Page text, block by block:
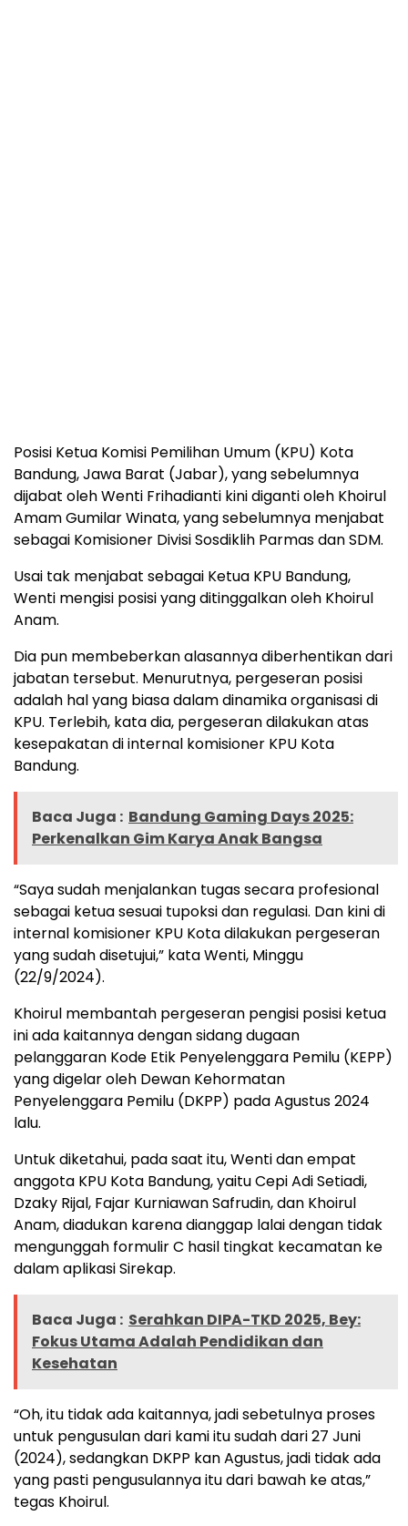
Posisi Ketua Komisi Pemilihan Umum (KPU) Kota
Bandung, Jawa Barat (Jabar), yang sebelumnya
dijabat oleh Wenti Frihadianti kini diganti oleh Khoirul
Amam Gumilar Winata, yang sebelumnya menjabat
sebagai Komisioner Divisi Sosdiklih Parmas dan SDM.
Usai tak menjabat sebagai Ketua KPU Bandung,
Wenti mengisi posisi yang ditinggalkan oleh Khoirul
Anam.
Dia pun membeberkan alasannya diberhentikan dari
jabatan tersebut. Menurutnya, pergeseran posisi
adalah hal yang biasa dalam dinamika organisasi di
KPU. Terlebih, kata dia, pergeseran dilakukan atas
kesepakatan di internal komisioner KPU Kota
Bandung.
Baca Juga : Bandung Gaming Days 2025:
Perkenalkan Gim Karya Anak Bangsa
“Saya sudah menjalankan tugas secara profesional
sebagai ketua sesuai tupoksi dan regulasi. Dan kini di
internal komisioner KPU Kota dilakukan pergeseran
yang sudah disetujui,” kata Wenti, Minggu
(22/9/2024).
Khoirul membantah pergeseran pengisi posisi ketua
ini ada kaitannya dengan sidang dugaan
pelanggaran Kode Etik Penyelenggara Pemilu (KEPP)
yang digelar oleh Dewan Kehormatan
Penyelenggara Pemilu (DKPP) pada Agustus 2024
lalu.
Untuk diketahui, pada saat itu, Wenti dan empat
anggota KPU Kota Bandung, yaitu Cepi Adi Setiadi,
Dzaky Rijal, Fajar Kurniawan Safrudin, dan Khoirul
Anam, diadukan karena dianggap lalai dengan tidak
mengunggah formulir C hasil tingkat kecamatan ke
dalam aplikasi Sirekap.
Baca Juga : Serahkan DIPA-TKD 2025, Bey:
Fokus Utama Adalah Pendidikan dan
Kesehatan
“Oh, itu tidak ada kaitannya, jadi sebetulnya proses
untuk pengusulan dari kami itu sudah dari 27 Juni
(2024), sedangkan DKPP kan Agustus, jadi tidak ada
yang pasti pengusulannya itu dari bawah ke atas,”
tegas Khoirul.